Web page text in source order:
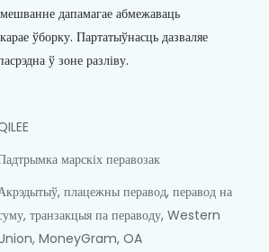
дапамагае абмежаваць
ўборку. Партатыўнасць дазваляе
ў зоне разліву.
марскіх перавозак
плацежны перавод, перавод на
транзакцыя па пераводу, Western
MoneyGram, OA